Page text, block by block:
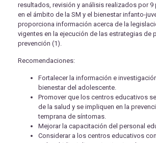
resultados, revisión y análisis realizados por
en el ámbito de la SM y el bienestar infanto-
proporciona información acerca de la
vigentes en la ejecución de las estrategias de
prevención (1).
Recomendaciones:
Fortalecer la información e
bienestar del adolescente.
Promover que los centros educativos
de la salud y se impliquen en la
temprana de síntomas.
Mejorar la capacitación del personal
Considerar a los centros educativos